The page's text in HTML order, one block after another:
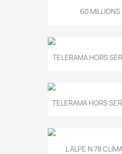
60 MILLIONS
TELERAMA HORS
TELERAMA HORS
L ALPE N 78